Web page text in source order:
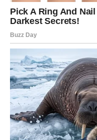
DJEVICA
Šta vam se
Djevice konačno
Jedna dilema odlazi u
Poruka zvijezda